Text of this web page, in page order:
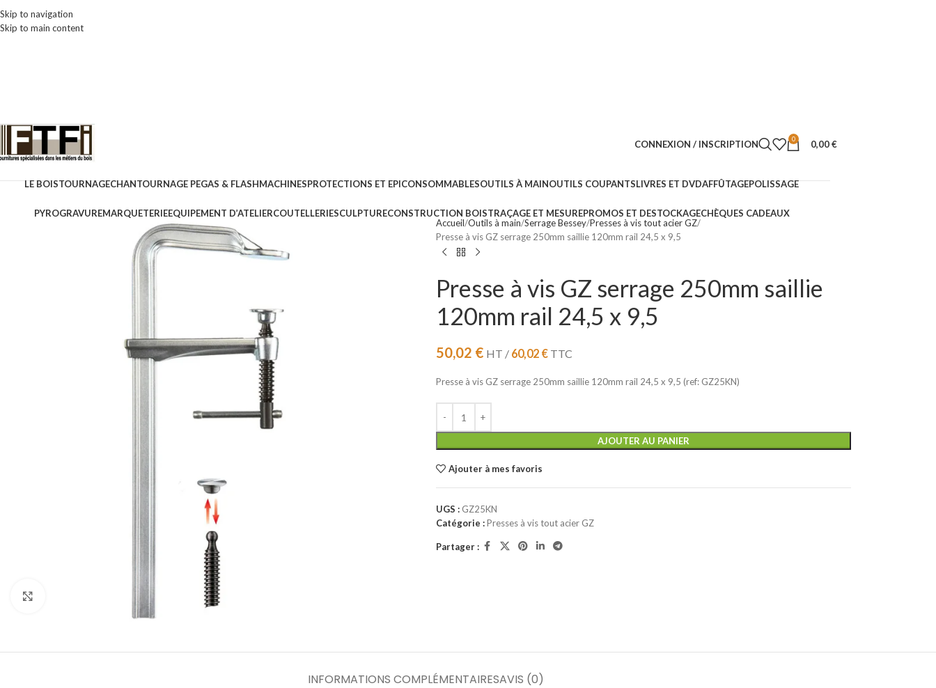
Skip to navigation
Skip to main content
CONNEXION / INSCRIPTION 0 0,00€
LE BOISTOURNAGECHANTOURNAGE PEGAS & FLASHMACHINESPROTECTIONS ET EPICONSOMMABLESOUTILS À MAINOUTILS COUPANTSLIVRES ET DVDAFFÛTAGEPOLISSAGE
PYROGRAVUREMARQUETERIEEQUIPEMENT D’ATELIERCOUTELLERIESCULPTURECONSTRUCTION BOISTRAÇAGE ET MESUREPROMOS ET DESTOCKAGECHÈQUES CADEAUX
Accueil Outils à main Serrage Bessey Presses à vis tout acier GZ
Presse à vis GZ serrage 250mm saillie 120mm rail 24,5 x 9,5
Presse à vis GZ serrage 250mm saillie
120mm rail 24,5 x 9,5
50,02 € HT / 60,02 €TTC
Presse à vis GZ serrage 250mm saillie 120mm rail 24,5 x 9,5 (ref: GZ25KN)
AJOUTER AU PANIER
Ajouter à mes favoris
UGS : GZ25KN
Catégorie :Presses à vis tout acier GZ
Partager :
INFORMATIONS COMPLÉMENTAIRESAVIS (0)